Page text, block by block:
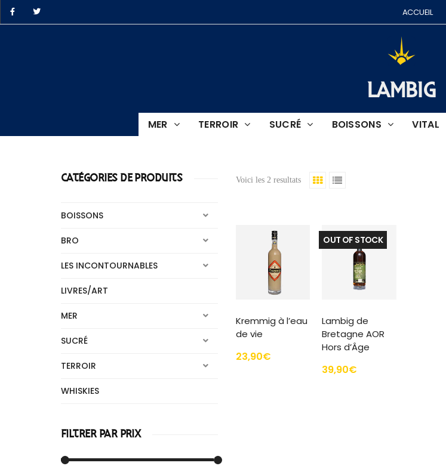
ACCUEIL
MER TERROIR SUCRÉ BOISSONS VITAL
LAMBIG
Voici les 2 resultats
Kremmig à l’eau
de vie
23,90€
OUT OF STOCK
Lambig de
Bretagne AOR
Hors d’Âge
39,90€
CATÉGORIES DE PRODUITS
BOISSONS
BRO
LES INCONTOURNABLES
LIVRES/ART
MER
SUCRÉ
TERROIR
WHISKIES
FILTRER PAR PRIX